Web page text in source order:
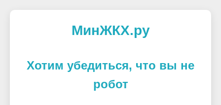
МинЖКХ.ру
Хотим убедиться, что вы не
робот